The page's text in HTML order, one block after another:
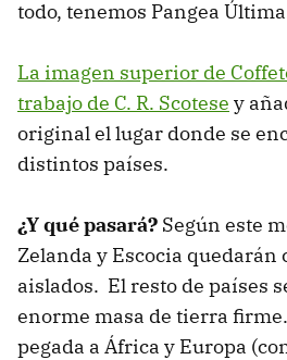
todo, tenemos Pangea
La imagen superior de
trabajo de C. R. Scotese y
original el lugar donde se
distintos países.
¿Y qué pasará? Según este
Zelanda y Escocia
aislados. El resto de países
enorme masa de tierra
pegada a África y Europa